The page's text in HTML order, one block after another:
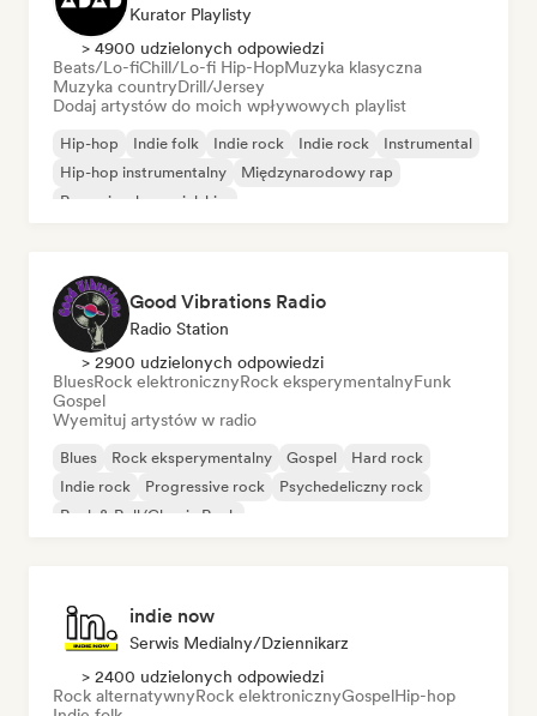
Kurator Playlisty
> 4900 udzielonych odpowiedzi
Beats/Lo-fiChill/Lo-fi Hip-HopMuzyka klasyczna
Muzyka countryDrill/Jersey
Dodaj artystów do moich wpływowych playlist
Hip-hop Indie folk Indie rock Indie rock
Instrumental
Hip-hop instrumentalny
Międzynarodowy rap
Rap w języku angielskim
Good Vibrations Radio
Radio Station
> 2900 udzielonych odpowiedzi
BluesRock elektronicznyRock eksperymentalnyFunk
Gospel
Wyemituj artystów w radio
Blues Rock eksperymentalny Gospel
Hard rock
Indie rock
Progressive rock
Psychedeliczny rock
Rock & Roll/Classic Rock
indie now
Serwis Medialny/Dziennikarz
> 2400 udzielonych odpowiedzi
Rock alternatywnyRock elektronicznyGospelHip-hop